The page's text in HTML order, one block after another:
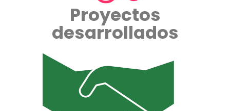
Proyectos
desarrollados